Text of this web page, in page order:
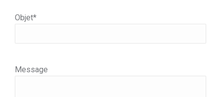
Objet*
Message